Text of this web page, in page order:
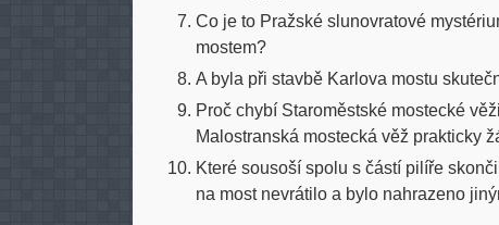
Co je to Pražské slunovratové
mostem?
A byla při stavbě Karlova mostu
Proč chybí Staroměstské mostecké
Malostranská mostecká věž prakticky
Které sousoší spolu s částí pilíře
na most nevrátilo a bylo nahrazeno